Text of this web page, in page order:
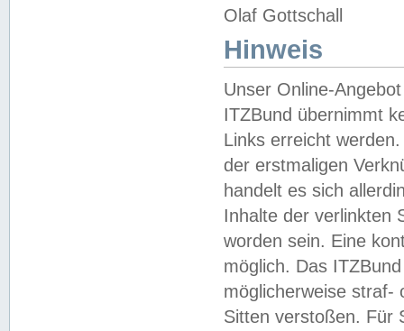
Olaf Gottschall
Hinweis
Unser Online-
ITZBund übernimmt
Links erreicht
der erstmaligen
handelt es sich
Inhalte der verlinkten
worden sein. Eine
möglich. Das
möglicherweise straf-
Sitten verstoßen. Für